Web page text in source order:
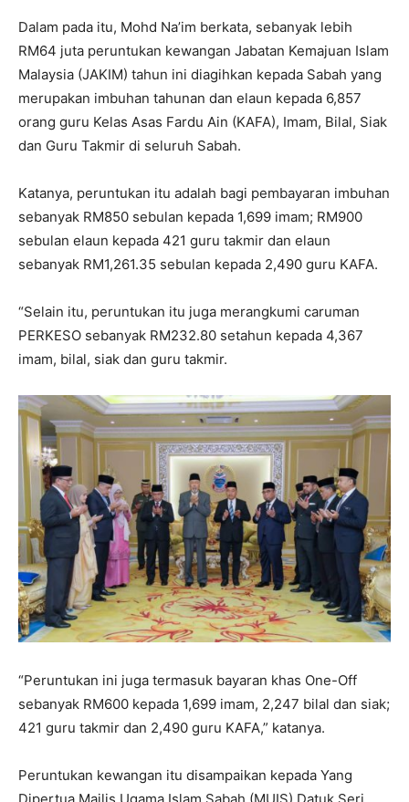
Dalam pada itu, Mohd Na’im berkata, sebanyak lebih
RM64 juta peruntukan kewangan Jabatan Kemajuan Islam
Malaysia (JAKIM) tahun ini diagihkan kepada Sabah yang
merupakan imbuhan tahunan dan elaun kepada 6,857
orang guru Kelas Asas Fardu Ain (KAFA), Imam, Bilal, Siak
dan Guru Takmir di seluruh Sabah.
Katanya, peruntukan itu adalah bagi pembayaran imbuhan
sebanyak RM850 sebulan kepada 1,699 imam; RM900
sebulan elaun kepada 421 guru takmir dan elaun
sebanyak RM1,261.35 sebulan kepada 2,490 guru KAFA.
“Selain itu, peruntukan itu juga merangkumi caruman
PERKESO sebanyak RM232.80 setahun kepada 4,367
imam, bilal, siak dan guru takmir.
“Peruntukan ini juga termasuk bayaran khas One-Off
sebanyak RM600 kepada 1,699 imam, 2,247 bilal dan siak;
421 guru takmir dan 2,490 guru KAFA,” katanya.
Peruntukan kewangan itu disampaikan kepada Yang